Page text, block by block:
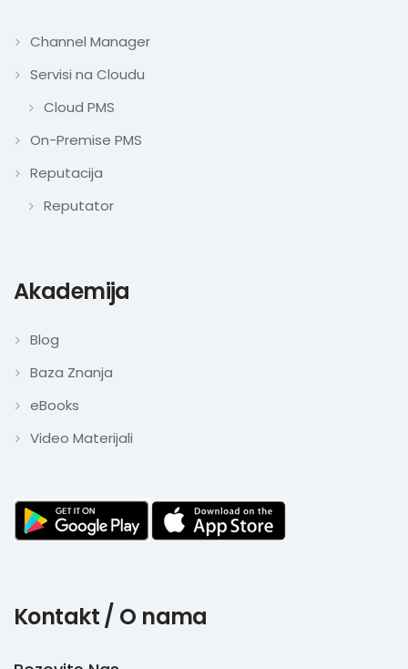
Channel Manager
Servisi na Cloudu
Cloud PMS
On-Premise PMS
Reputacija
Reputator
Akademija
Blog
Baza Znanja
eBooks
Video Materijali
Kontakt / O nama